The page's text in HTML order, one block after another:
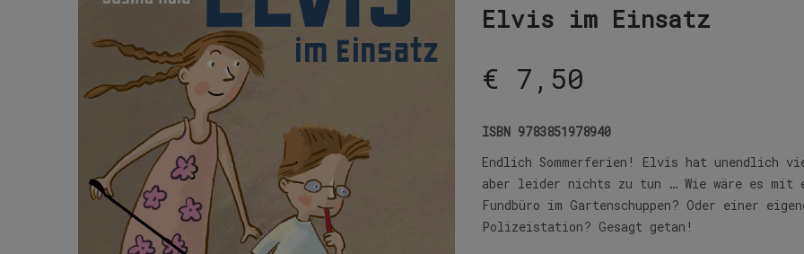
Elvis im Einsatz
€ 7,50
ISBN 9783851978940
Endlich Sommerferien! Elvis hat unendlich
aber leider nichts zu tun … Wie wäre es mit
Fundbüro im Gartenschuppen? Oder einer
Polizeistation? Gesagt getan!